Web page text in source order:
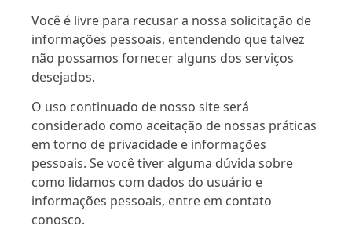
Você é livre para recusar a nossa solicitação de
informações pessoais, entendendo que talvez
não possamos fornecer alguns dos serviços
desejados.
O uso continuado de nosso site será
considerado como aceitação de nossas práticas
em torno de privacidade e informações
pessoais. Se você tiver alguma dúvida sobre
como lidamos com dados do usuário e
informações pessoais, entre em contato
conosco.